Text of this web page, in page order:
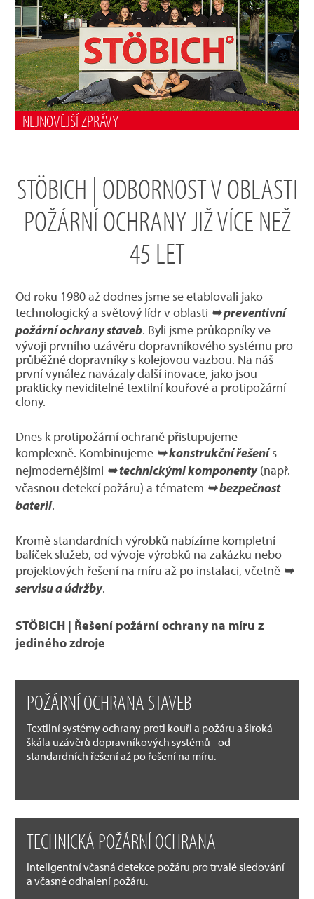
NEJNOVĚJŠÍ ZPRÁVY
STÖBICH | ODBORNOST V OBLASTI
POŽÁRNÍ OCHRANY JIŽ VÍCE NEŽ
45 LET
Od roku 1980 až dodnes jsme se etablovali jako
technologický a světový lídr v oblasti ➥ preventivní
požární ochrany staveb. Byli jsme průkopníky ve
vývoji prvního uzávěru dopravníkového systému pro
průběžné dopravníky s kolejovou vazbou. Na náš
první vynález navázaly další inovace, jako jsou
prakticky neviditelné textilní kouřové a protipožární
clony.
Dnes k protipožární ochraně přistupujeme
komplexně. Kombinujeme ➥ konstrukční řešenís
nejmodernějšími ➥ technickými komponenty(např.
včasnou detekcí požáru) a tématem ➥ bezpečnost
baterií.
Kromě standardních výrobků nabízíme kompletní
balíček služeb, od vývoje výrobků na zakázku nebo
projektových řešení na míru až po instalaci, včetně ➥
servisu a údržby.
STÖBICH | Řešení požární ochrany na míru z
jediného zdroje
POŽÁRNÍ OCHRANA STAVEB
Textilní systémy ochrany proti kouři a požáru a široká
škála uzávěrů dopravníkových systémů - od
standardních řešení až po řešení na míru.
TECHNICKÁ POŽÁRNÍ OCHRANA
Inteligentní včasná detekce požáru pro trvalé sledování
a včasné odhalení požáru.